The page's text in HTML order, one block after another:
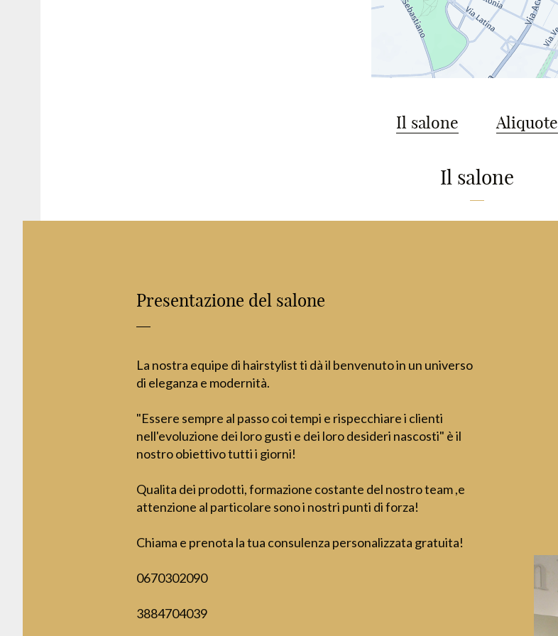
Il salone Aliquote
Il salone
Presentazione del salone
La nostra equipe di hairstylist ti dà il benvenuto in un universo
di eleganza e modernità.
"Essere sempre al passo coi tempi e rispecchiare i clienti
nell'evoluzione dei loro gusti e dei loro desideri nascosti" è il
nostro obiettivo tutti i giorni!
Qualita dei prodotti, formazione costante del nostro team ,e
attenzione al particolare sono i nostri punti di forza!
Chiama e prenota la tua consulenza personalizzata gratuita!
0670302090
3884704039